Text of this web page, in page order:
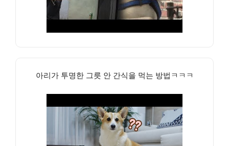
아리가 투명한 그릇 안 간식을 먹는 방법ㅋㅋㅋ